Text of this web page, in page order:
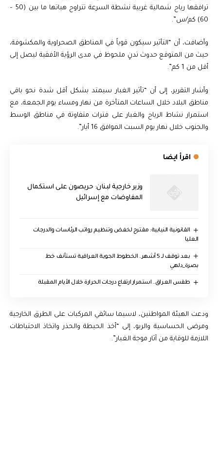
ترافقها رياح شمالية غربية نشطة السرعة تتراوح هباتها ما بين (50 –
60) كم/س”.
وأضافت، أن “التأثير سيكون قوياً في المناطق الصحراوية والمكشوفة،
حيث من المتوقع حدوث تدنٍ ملحوظ في مدى الرؤية الأفقية ليصل إلى
أقل من 1 كم”.
وأشار التقرير، إلى أن “تأثير الغبار سيمتد بشكل أقل شدة نحو باقي
مناطق البلاد خلال الساعات المتأخرة من نهار ومساء يوم الجمعة، مع
استمرار نشاط الرياح والغبار على فترات متفاوتة في مناطق الوسط
والجنوب خلال نهار يوم السبت الموافق 16 أيار”.
اقرأ ايضا
وزير خارجية لبنان: حريصون على استكمال
المفاوضات مع إسرائيل
القانونية النيابية: مقترح لخفض وتنظيم رواتب الرئاسات والدرجات
العليا
بعد توقف لـ 5 أشهر.. الخطوط الجوية العراقية تستأنف خط
بصرة_دلهي
طقس العراق.. استمرار ارتفاع درجات الحرارة خلال الأيام المقبلة
ودعت الهيئة المواطنين، لاسيما سائقي المركبات على الطرق الخارجية
ومرضى الحساسية والربو، إلى “أخذ الحيطة والحذر واتخاذ الاحتياطات
اللازمة للوقاية من آثار موجة الغبار”.